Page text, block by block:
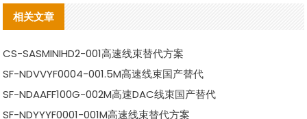
相关文章
CS-SASMINIHD2-001高速线束替代方案
SF-NDVVYF0004-001.5M高速线束国产替代
SF-NDAAFF100G-002M高速DAC线束国产替代
SF-NDYYYF0001-001M高速线束替代方案